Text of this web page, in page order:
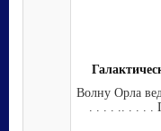
Волну Орла
. . . . .. . . . .